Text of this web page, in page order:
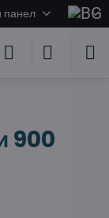
панел
900